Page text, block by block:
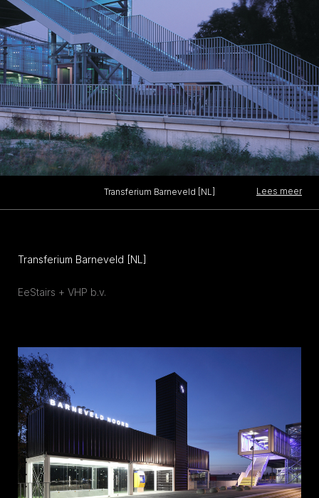
Transferium Barneveld [NL] Lees meer
Transferium Barneveld [NL]
EeStairs + VHP b.v.